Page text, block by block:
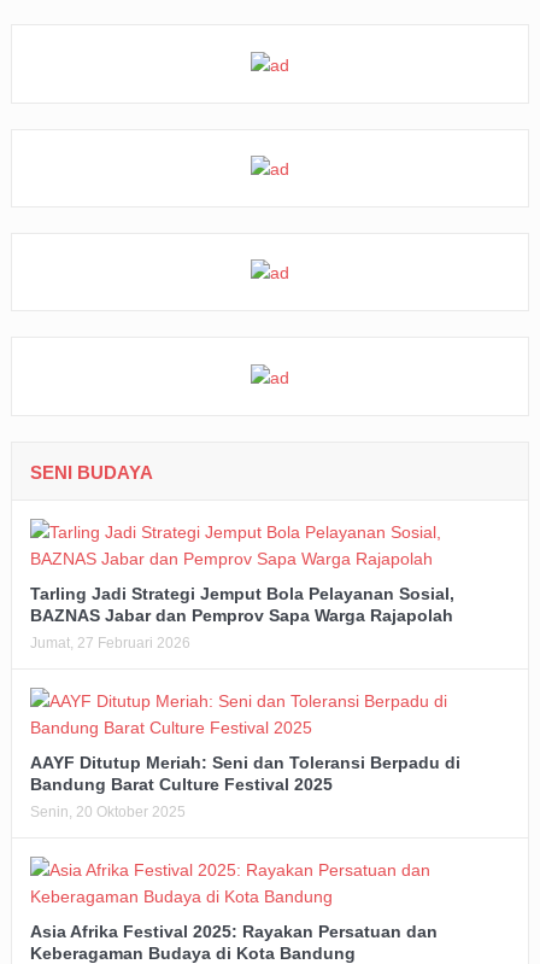
SENI BUDAYA
Tarling Jadi Strategi Jemput Bola Pelayanan Sosial,
BAZNAS Jabar dan Pemprov Sapa Warga Rajapolah
Jumat, 27 Februari 2026
AAYF Ditutup Meriah: Seni dan Toleransi Berpadu di
Bandung Barat Culture Festival 2025
Senin, 20 Oktober 2025
Asia Afrika Festival 2025: Rayakan Persatuan dan
Keberagaman Budaya di Kota Bandung